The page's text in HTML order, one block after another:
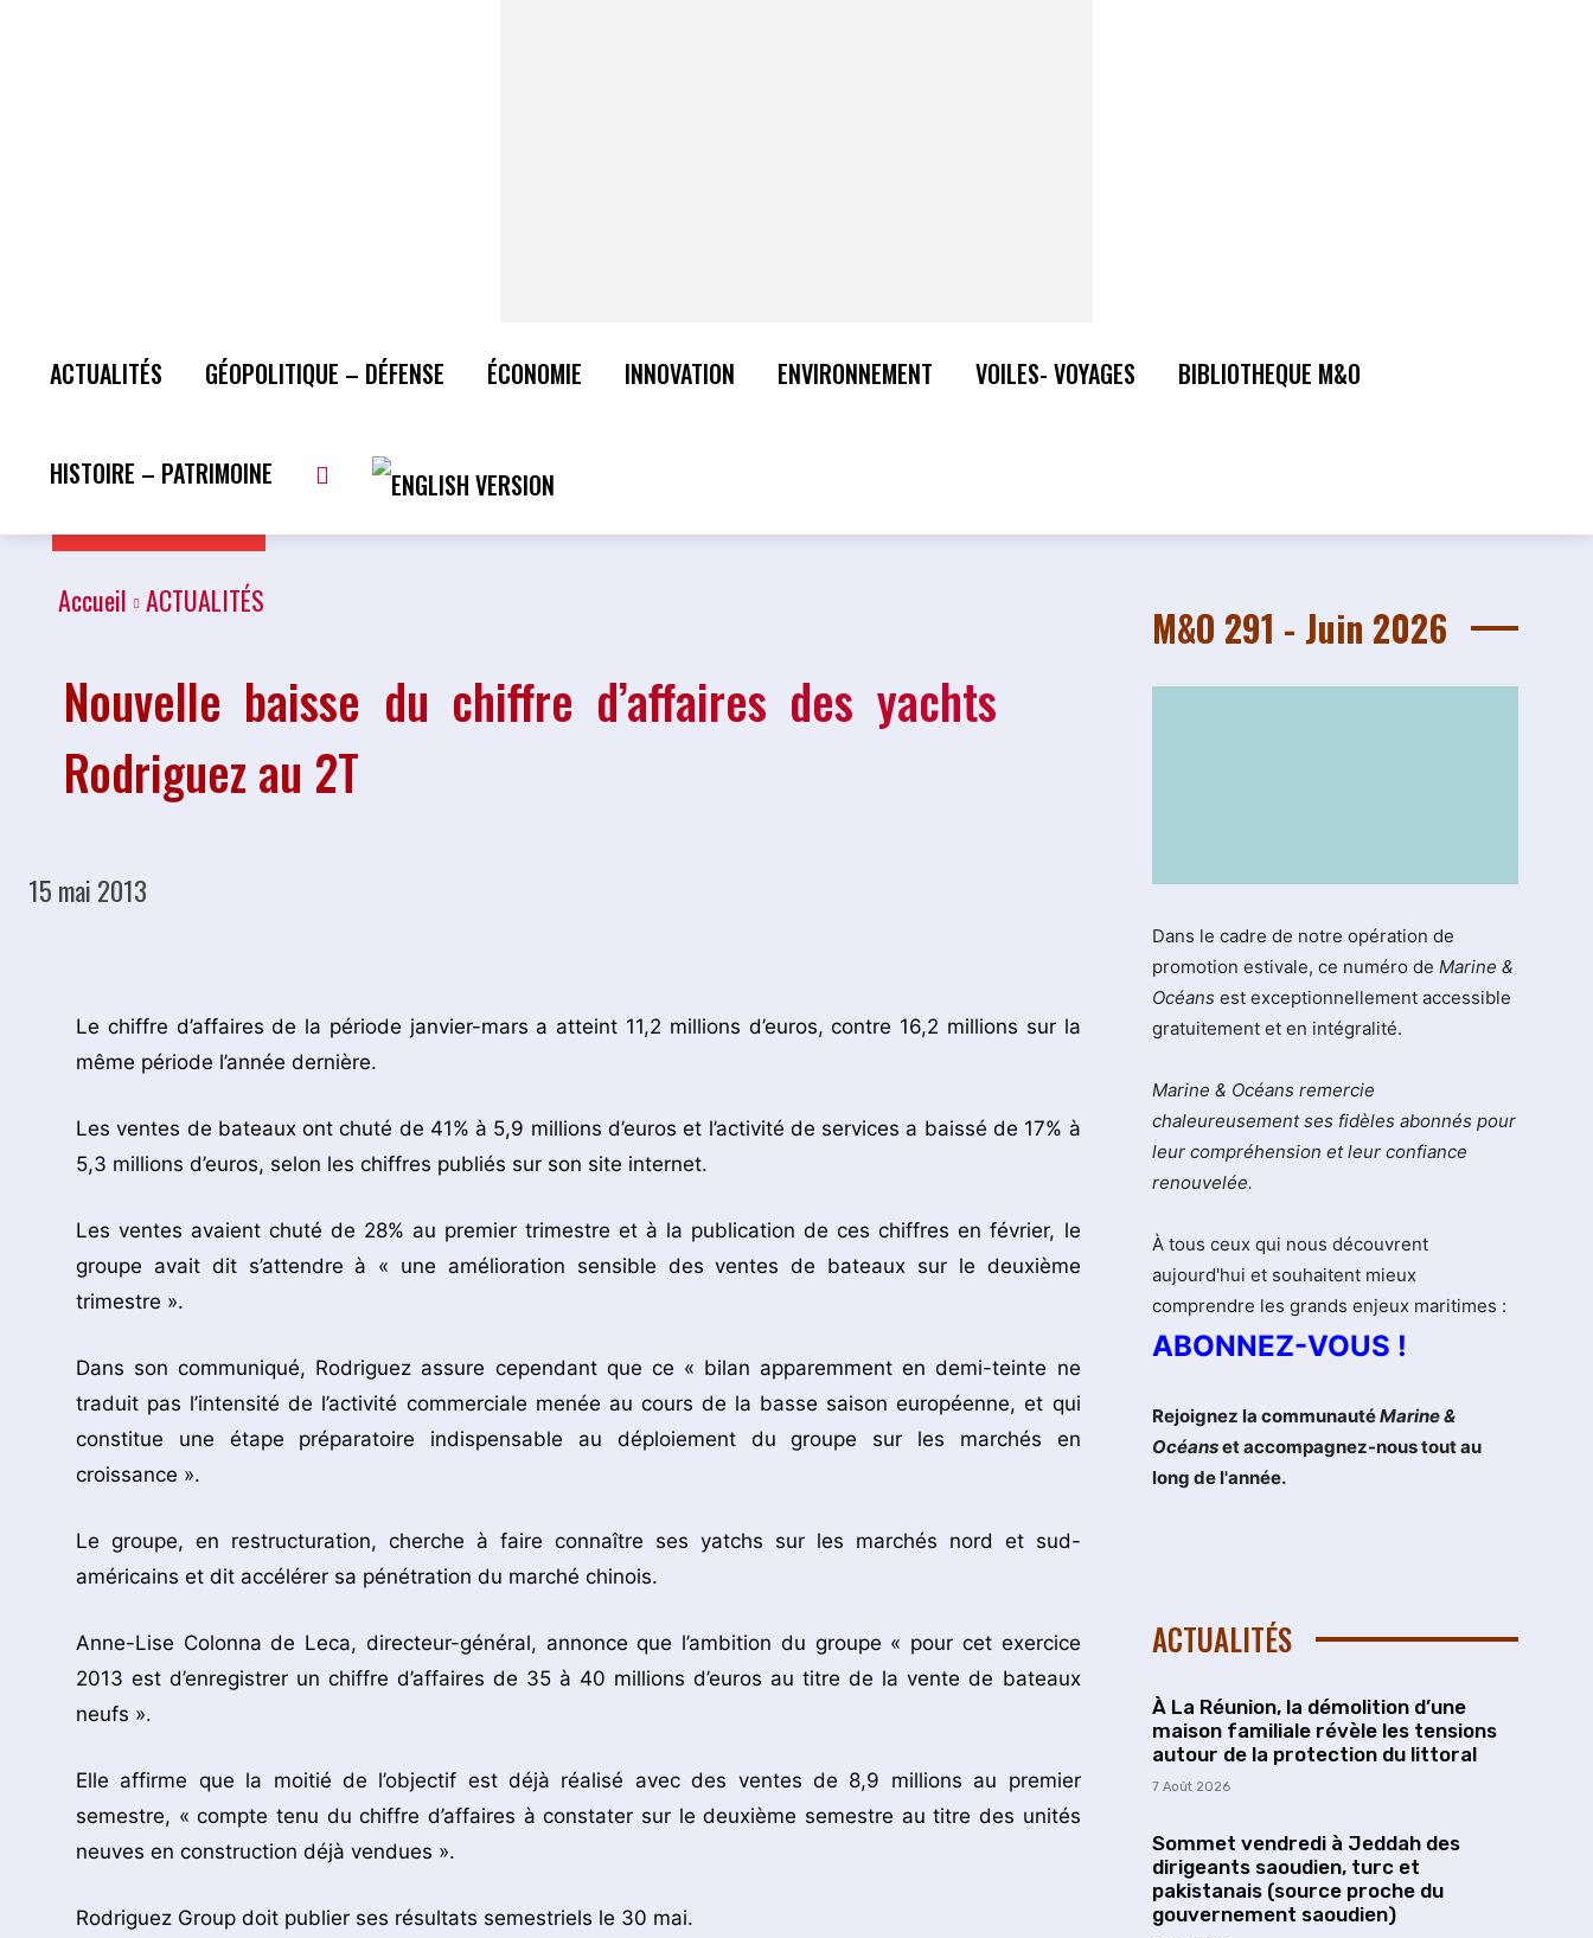
ACTUALITÉS GÉOPOLITIQUE – DÉFENSE ÉCONOMIE INNOVATION ENVIRONNEMENT VOILES- VOYAGES BIBLIOTHEQUE M&O
HISTOIRE – PATRIMOINE
Accueil ACTUALITÉS
Nouvelle baisse du chiffre d’affaires des yachts
Rodriguez au 2T
15 mai 2013
Le chiffre d’affaires de la période janvier-mars a atteint 11,2 millions d’euros, contre 16,2 millions sur la
même période l’année dernière.
Les ventes de bateaux ont chuté de 41% à 5,9 millions d’euros et l’activité de services a baissé de 17% à
5,3 millions d’euros, selon les chiffres publiés sur son site internet.
Les ventes avaient chuté de 28% au premier trimestre et à la publication de ces chiffres en février, le
groupe avait dit s’attendre à « une amélioration sensible des ventes de bateaux sur le deuxième
trimestre ».
Dans son communiqué, Rodriguez assure cependant que ce « bilan apparemment en demi-teinte ne
traduit pas l’intensité de l’activité commerciale menée au cours de la basse saison européenne, et qui
constitue une étape préparatoire indispensable au déploiement du groupe sur les marchés en
croissance ».
Le groupe, en restructuration, cherche à faire connaître ses yatchs sur les marchés nord et sud-
américains et dit accélérer sa pénétration du marché chinois.
Anne-Lise Colonna de Leca, directeur-général, annonce que l’ambition du groupe « pour cet exercice
2013 est d’enregistrer un chiffre d’affaires de 35 à 40 millions d’euros au titre de la vente de bateaux
neufs ».
Elle affirme que la moitié de l’objectif est déjà réalisé avec des ventes de 8,9 millions au premier
semestre, « compte tenu du chiffre d’affaires à constater sur le deuxième semestre au titre des unités
neuves en construction déjà vendues ».
Rodriguez Group doit publier ses résultats semestriels le 30 mai.
M&O 291 - Juin 2026
Dans le cadre de notre opération de
promotion estivale, ce numéro de Marine &
Océans est exceptionnellement accessible
gratuitement et en intégralité.
Marine & Océans remercie
chaleureusement ses fidèles abonnés pour
leur compréhension et leur confiance
renouvelée.
À tous ceux qui nous découvrent
aujourd'hui et souhaitent mieux
comprendre les grands enjeux maritimes :
ABONNEZ-VOUS !
Rejoignez la communautéMarine &
Océanset accompagnez-nous tout au
long de l'année.
ACTUALITÉS
À La Réunion, la démolition d’une
maison familiale révèle les tensions
autour de la protection du littoral
7 Août 2026
Sommet vendredi à Jeddah des
dirigeants saoudien, turc et
pakistanais (source proche du
gouvernement saoudien)